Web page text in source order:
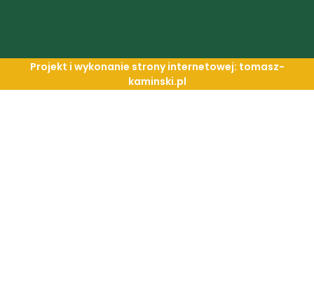
Projekt i wykonanie strony internetowej: tomasz-
kaminski.pl